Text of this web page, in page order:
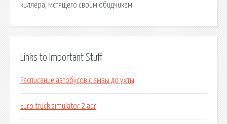
киллера, мстящего своим обидчикам.
Links to Important Stuff
Расписание автобусов с емвы до ухты
Euro truck simulator 2 adr